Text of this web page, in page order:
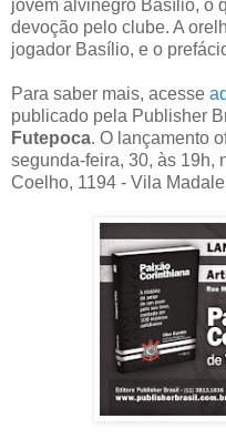
jovem alvinegro Basílio, o
devoção pelo clube. A
jogador Basílio, e o
Para saber mais, acesse
publicado pela Publisher
Futepoca. O lançamento
segunda-feira, 30, às 19h,
Coelho, 1194 - Vila